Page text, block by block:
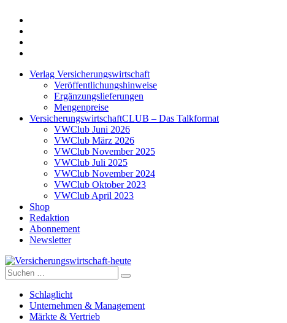
Verlag Versicherungswirtschaft
Veröffentlichungshinweise
Ergänzungslieferungen
Mengenpreise
VersicherungswirtschaftCLUB – Das Talkformat
VWClub Juni 2026
VWClub März 2026
VWClub November 2025
VWClub Juli 2025
VWClub November 2024
VWClub Oktober 2023
VWClub April 2023
Shop
Redaktion
Abonnement
Newsletter
Versicherungswirtschaft-heute
Suche
nach:
Schlaglicht
Unternehmen & Management
Märkte & Vertrieb